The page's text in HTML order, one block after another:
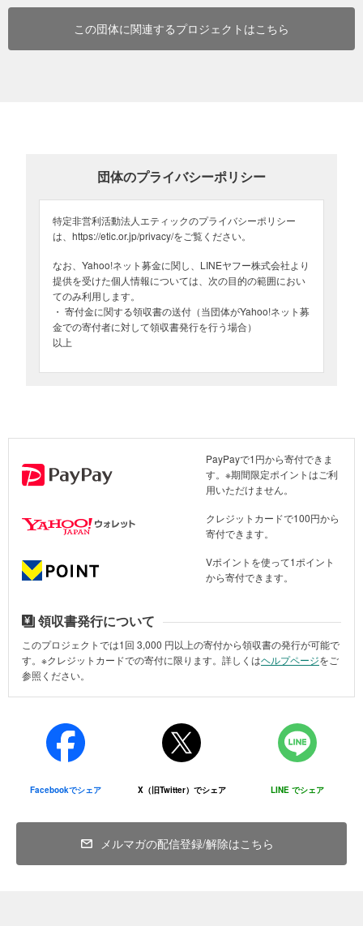
災害時の中間支援組織を支える災害支援基金とは
SSF 災害支援基金プロジェクト
■領収書の発行について
エティックは、2017年10月に東京都の認定を受けた「認定NPO法
人」です。そのため、当法人へのご寄付は、税制上の優遇措置（寄
付控除）の対象です。
※当法人からの領収書発行時期：毎年1月下旬～2月上旬頃に、前年
寄付分（1月1日～12月31日）の発行を予定しております。早めの発
送を希望される場合には、下記＜お問い合わせ先＞に記載のメール
アドレスまでご連絡ください。
※領収書の日付は、お客様の寄付手続き日ではなく、当法人への入金
※Vポイントによるご寄付の場合は、領収書発行の対象外ですのでご
留意ください。
詳しくはヘルプページをご参照ください。
領収書に関するお問い合わせは、下記までご連絡ください。
＜お問い合わせ先＞
特定非営利活動法人エティック
メールアドレス：kifu@etic.or.jp
寄付金の使い道
本基金に寄せられたご支援は、将来の災害に備え、各地域で災害が
ための「資金」「人材」「ノウハウ」「つながり」の不足に対応す
るための仕組みづくりに活用させていただきます。
この団体に関連するプロジェクトはこちら
団体のプライバシーポリシー
特定非営利活動法人エティックのプライバシーポリシー
は、https://etic.or.jp/privacy/をご覧ください。
なお、Yahoo!ネット募金に関し、LINEヤフー株式会社より
提供を受けた個人情報については、次の目的の範囲におい
てのみ利用します。
・ 寄付金に関する領収書の送付（当団体がYahoo!ネット募
金での寄付者に対して領収書発行を行う場合）
以上
PayPayで1円から寄付できま
す。※期間限定ポイントはご利
用いただけません。
クレジットカードで100円から
寄付できます。
Vポイントを使って1ポイント
から寄付できます。
領収書発行について
このプロジェクトでは1回 3,000 円以上の寄付から領収書の発行が可能で
す。※クレジットカードでの寄付に限ります。詳しくはヘルプページをご
参照ください。
Facebookでシェア X（旧Twitter）でシェア LINE でシェア
メルマガの配信登録/解除はこちら